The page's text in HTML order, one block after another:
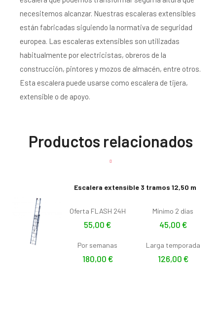
necesitemos alcanzar. Nuestras escaleras extensibles
están fabricadas siguiendo la normativa de seguridad
europea. Las escaleras extensibles son utilizadas
habitualmente por electricistas, obreros de la
construcción, pintores y mozos de almacén, entre otros.
Esta escalera puede usarse como escalera de tijera,
extensible o de apoyo.
Productos relacionados
Escalera extensible 3 tramos 12,50 m
Oferta FLASH 24H
55,00 €
Mínimo 2 días
45,00 €
Por semanas
180,00 €
Larga temporada
126,00 €